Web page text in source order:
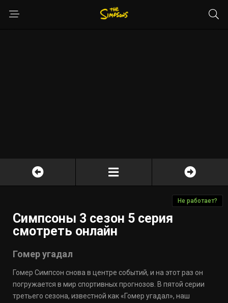
Не работает?
Симпсоны 3 сезон 5 серия
смотреть онлайн
Гомер угадал
Гомер Симпсон снова в центре событий, и на этот раз он
погружается в мир спортивных прогнозов. В пятой серии
третьего сезона, известной как «Гомер угадал», наш